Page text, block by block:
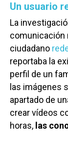
Un usuario
La
comunicación
ciudadano
reportaba la
perfil de un
las imágenes
apartado de
crear vídeos
horas, las